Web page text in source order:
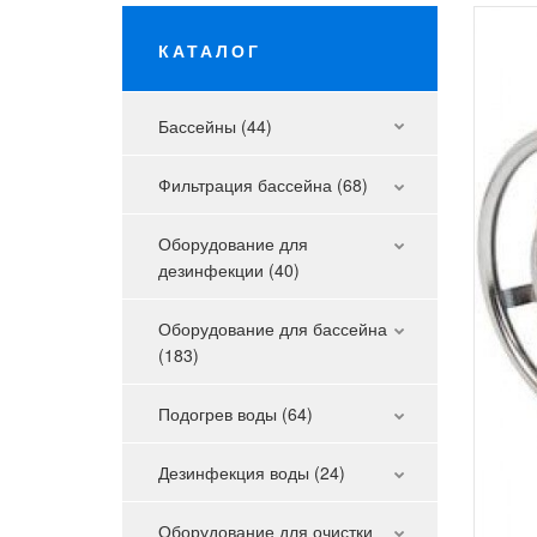
КАТАЛОГ
Бассейны (44)
Фильтрация бассейна (68)
Оборудование для
дезинфекции (40)
Оборудование для бассейна
(183)
Подогрев воды (64)
Дезинфекция воды (24)
Оборудование для очистки